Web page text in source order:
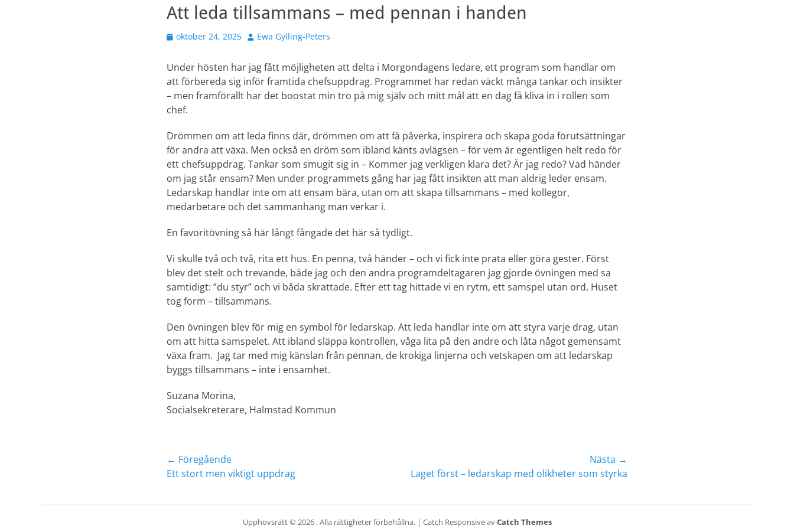
Att leda tillsammans – med pennan i handen
Publicerad
oktober 24, 2025 Författare
Ewa Gylling-Peters
Under hösten har jag fått möjligheten att delta i Morgondagens ledare, ett program som handlar om
att förbereda sig inför framtida chefsuppdrag. Programmet har redan väckt många tankar och insikter
– men framförallt har det boostat min tro på mig själv och mitt mål att en dag få kliva in i rollen som
chef.
Drömmen om att leda finns där, drömmen om att få påverka, inspirera och skapa goda förutsättningar
för andra att växa. Men också en dröm som ibland känts avlägsen – för vem är egentligen helt redo för
ett chefsuppdrag. Tankar som smugit sig in – Kommer jag verkligen klara det? Är jag redo? Vad händer
om jag står ensam? Men under programmets gång har jag fått insikten att man aldrig leder ensam.
Ledarskap handlar inte om att ensam bära, utan om att skapa tillsammans – med kollegor,
medarbetare och det sammanhang man verkar i.
En favoritövning så här långt fångade det här så tydligt.
Vi skulle två och två, rita ett hus. En penna, två händer – och vi fick inte prata eller göra gester. Först
blev det stelt och trevande, både jag och den andra programdeltagaren jag gjorde övningen med sa
samtidigt: ”du styr” och vi båda skrattade. Efter ett tag hittade vi en rytm, ett samspel utan ord. Huset
tog form – tillsammans.
Den övningen blev för mig en symbol för ledarskap. Att leda handlar inte om att styra varje drag, utan
om att hitta samspelet. Att ibland släppa kontrollen, våga lita på den andre och låta något gemensamt
växa fram. Jag tar med mig känslan från pennan, de krokiga linjerna och vetskapen om att ledarskap
byggs tillsammans – inte i ensamhet.
Suzana Morina,
Socialsekreterare, Halmstad Kommun
Inläggsnavigering
← Föregående
Föregående
Ett stort men viktigt uppdrag
Nästa →
Nästa
Laget först – ledarskap med olikheter som styrka
Upphovsrätt © 2026 . Alla rättigheter förbehållna. | Catch Responsive avCatch Themes